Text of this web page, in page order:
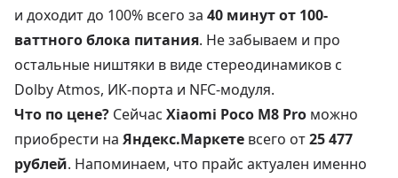
и доходит до 100% всего за 40 минут от 100-
ваттного блока питания. Не забываем и про
остальные ништяки в виде стереодинамиков с
Dolby Atmos, ИК-порта и NFC-модуля.
Что по цене? Сейчас Xiaomi Poco M8 Pro можно
приобрести на Яндекс.Маркете всего от25 477
рублей. Напоминаем, что прайс актуален именно